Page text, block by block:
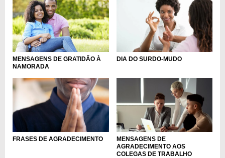
MENSAGENS DE GRATIDÃO À
NAMORADA
DIA DO SURDO-MUDO
FRASES DE AGRADECIMENTO
MENSAGENS DE
AGRADECIMENTO AOS
COLEGAS DE TRABALHO